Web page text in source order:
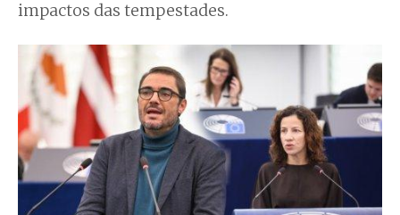
impactos das tempestades.